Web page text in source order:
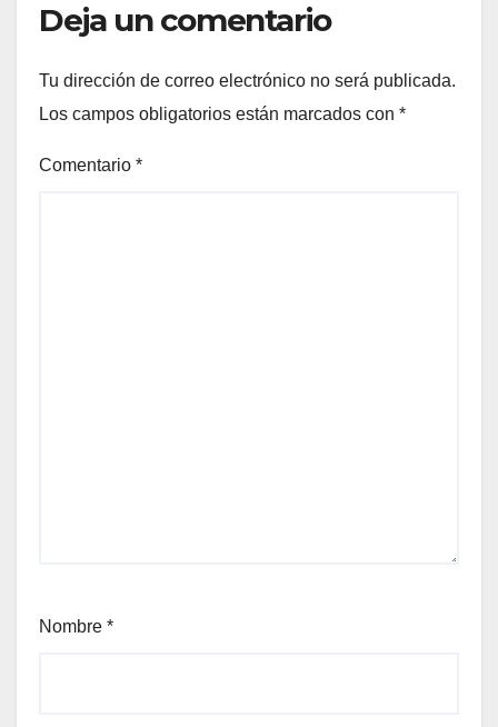
Deja un comentario
Tu dirección de correo electrónico no será publicada.
Los campos obligatorios están marcados con *
Comentario *
Nombre *